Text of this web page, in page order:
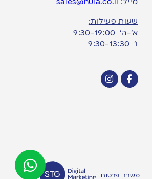
שעות פעילות:
א’-ה’ 9:30-19:00
ו׳ 9:30-13:30
משרד פרסום